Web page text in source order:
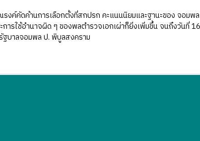
งค์คัดค้านการเลือกตั้งที่สกปรก คะแนนนิยมและฐานะของ จอมพ
การใช้อำนาจผิด ๆ ของพลตำรวจเอกเผ่าก็ยิ่งเพิ่มขึ้น จนถึงวันที่
ฐบาลจอมพล ป. พิบูลสงคราม